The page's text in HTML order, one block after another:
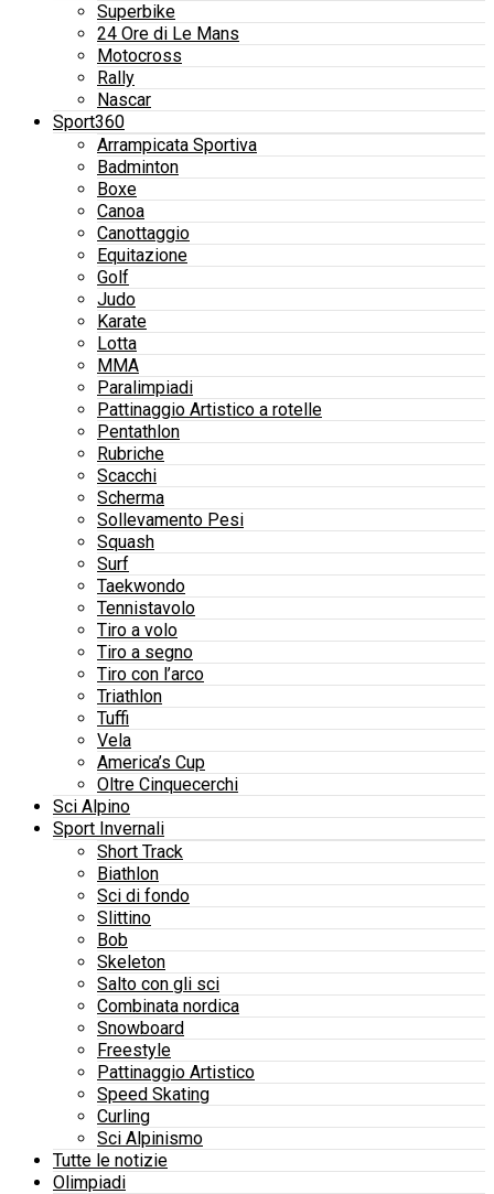
Superbike
24 Ore di Le Mans
Motocross
Rally
Nascar
Sport360
Arrampicata Sportiva
Badminton
Boxe
Canoa
Canottaggio
Equitazione
Golf
Judo
Karate
Lotta
MMA
Paralimpiadi
Pattinaggio Artistico a rotelle
Pentathlon
Rubriche
Scacchi
Scherma
Sollevamento Pesi
Squash
Surf
Taekwondo
Tennistavolo
Tiro a volo
Tiro a segno
Tiro con l’arco
Triathlon
Tuffi
Vela
America’s Cup
Oltre Cinquecerchi
Sci Alpino
Sport Invernali
Short Track
Biathlon
Sci di fondo
Slittino
Bob
Skeleton
Salto con gli sci
Combinata nordica
Snowboard
Freestyle
Pattinaggio Artistico
Speed Skating
Curling
Sci Alpinismo
Tutte le notizie
Olimpiadi